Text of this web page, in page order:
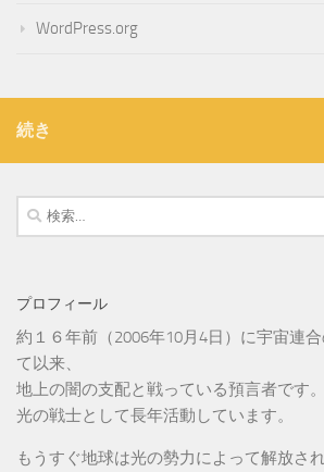
WordPress.org
続き
検
索:
プロフィール
約１６年前（2006年10月4日）に宇宙連
て以来、
地上の闇の支配と戦っている預言者です。
光の戦士として長年活動しています。
もうすぐ地球は光の勢力によって解放され